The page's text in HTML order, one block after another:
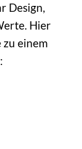
Design,
Hier
zu einem